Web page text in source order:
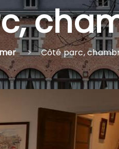
Côté parc,